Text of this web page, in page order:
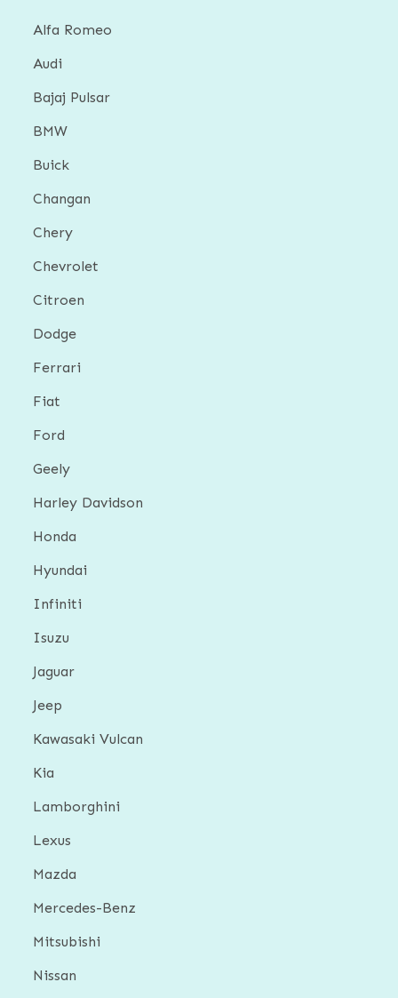
Alfa Romeo
Audi
Bajaj Pulsar
BMW
Buick
Changan
Chery
Chevrolet
Citroen
Dodge
Ferrari
Fiat
Ford
Geely
Harley Davidson
Honda
Hyundai
Infiniti
Isuzu
Jaguar
Jeep
Kawasaki Vulcan
Kia
Lamborghini
Lexus
Mazda
Mercedes-Benz
Mitsubishi
Nissan